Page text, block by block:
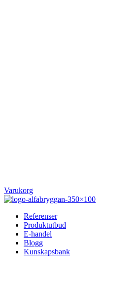
Varukorg
Referenser
Produktutbud
E-handel
Blogg
Kunskapsbank